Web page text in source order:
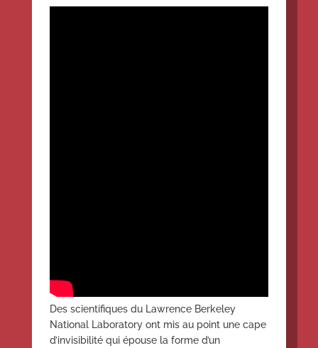
Des scientifiques du Lawrence Berkeley
National Laboratory ont mis au point une cape
d’invisibilité qui épouse la forme d’un